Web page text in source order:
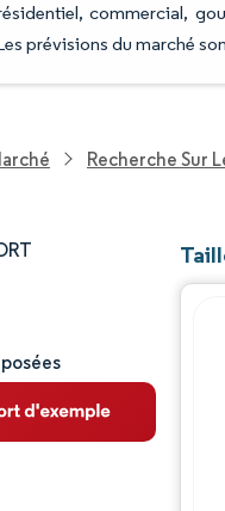
commercial,
prévisions du marché
Recherche Sur